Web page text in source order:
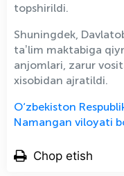
topshirildi.
Shuningdek,
taʼlim maktabiga
anjomlari, zarur
xisobidan ajratildi.
O‘zbekiston
Namangan viloyati
Chop etish